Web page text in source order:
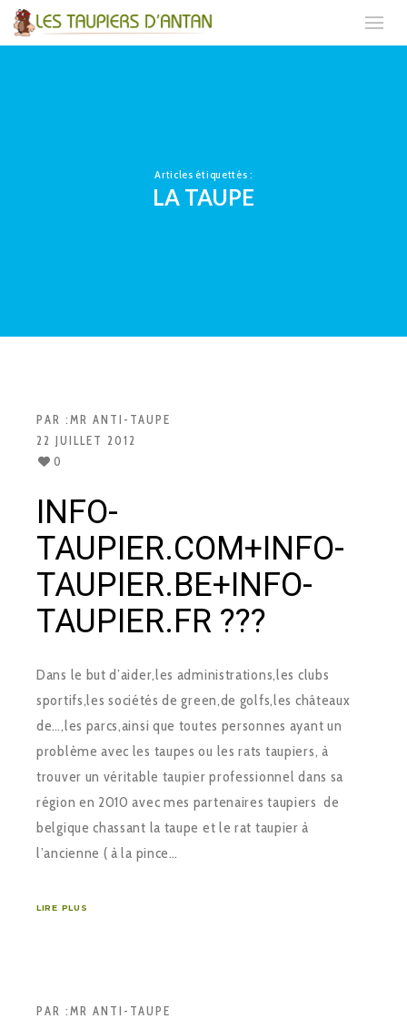
Articles étiquettés :
LA TAUPE
PAR :MR ANTI-TAUPE
22 JUILLET 2012
0
INFO-
TAUPIER.COM+INFO-
TAUPIER.BE+INFO-
TAUPIER.FR ???
Dans le but d’aider,les administrations,les clubs
sportifs,les sociétés de green,de golfs,les châteaux
de…,les parcs,ainsi que toutes personnes ayant un
problème avec les taupes ou les rats taupiers, à
trouver un véritable taupier professionnel dans sa
région en 2010 avec mes partenaires taupiers de
belgique chassant la taupe et le rat taupier à
l’ancienne ( à la pince…
LIRE PLUS
PAR :MR ANTI-TAUPE